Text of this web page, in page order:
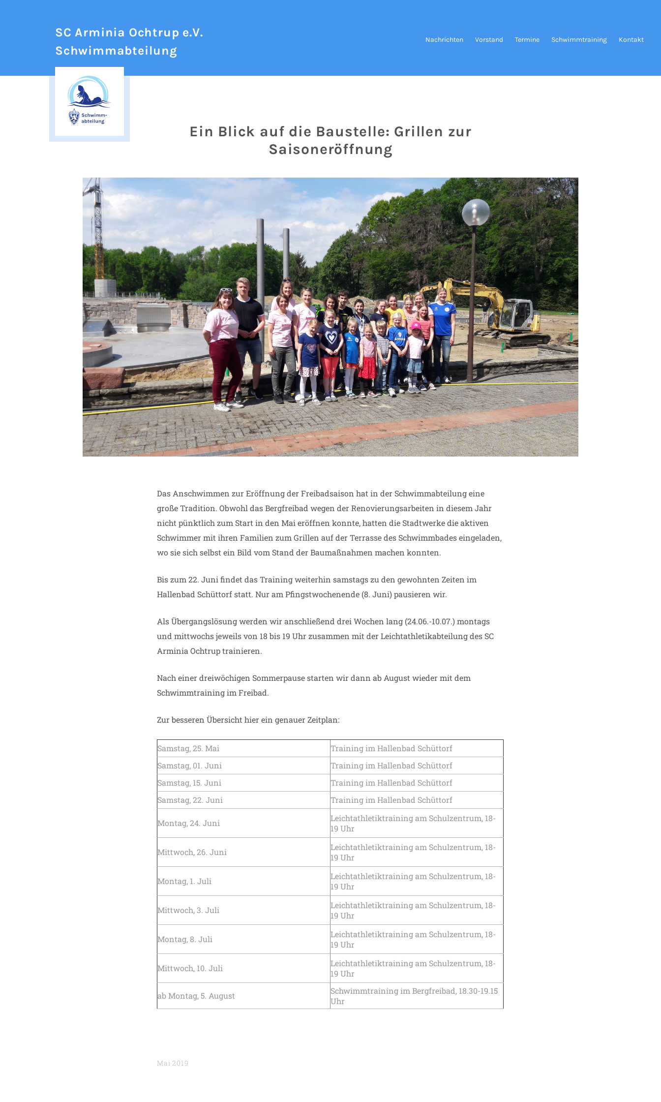
SC Arminia Ochtrup e.V.
Schwimmabteilung
Nachrichten Vorstand Termine Schwimmtraining Kontakt
Ein Blick auf die Baustelle: Grillen zur
Saisoneröffnung
Das Anschwimmen zur Eröffnung der Freibadsaison hat in der Schwimmabteilung eine
große Tradition. Obwohl das Bergfreibad wegen der Renovierungsarbeiten in diesem Jahr
nicht pünktlich zum Start in den Mai eröffnen konnte, hatten die Stadtwerke die aktiven
Schwimmer mit ihren Familien zum Grillen auf der Terrasse des Schwimmbades eingeladen,
wo sie sich selbst ein Bild vom Stand der Baumaßnahmen machen konnten.
Bis zum 22. Juni findet das Training weiterhin samstags zu den gewohnten Zeiten im
Hallenbad Schüttorf statt. Nur am Pfingstwochenende (8. Juni) pausieren wir.
Als Übergangslösung werden wir anschließend drei Wochen lang (24.06.-10.07.) montags
und mittwochs jeweils von 18 bis 19 Uhr zusammen mit der Leichtathletikabteilung des SC
Arminia Ochtrup trainieren.
Nach einer dreiwöchigen Sommerpause starten wir dann ab August wieder mit dem
Schwimmtraining im Freibad.
Zur besseren Übersicht hier ein genauer Zeitplan:
Samstag, 25. Mai
Training im Hallenbad Schüttorf
Samstag, 01. Juni
Training im Hallenbad Schüttorf
Samstag, 15. Juni
Training im Hallenbad Schüttorf
Samstag, 22. Juni
Training im Hallenbad Schüttorf
Montag, 24. Juni
Leichtathletiktraining am Schulzentrum, 18-
19 Uhr
Mittwoch, 26. Juni
Leichtathletiktraining am Schulzentrum, 18-
19 Uhr
Montag, 1. Juli
Leichtathletiktraining am Schulzentrum, 18-
19 Uhr
Mittwoch, 3. Juli
Leichtathletiktraining am Schulzentrum, 18-
19 Uhr
Montag, 8. Juli
Leichtathletiktraining am Schulzentrum, 18-
19 Uhr
Mittwoch, 10. Juli
Leichtathletiktraining am Schulzentrum, 18-
19 Uhr
ab Montag, 5. August
Schwimmtraining im Bergfreibad, 18.30-19.15
Uhr
Mai 2019